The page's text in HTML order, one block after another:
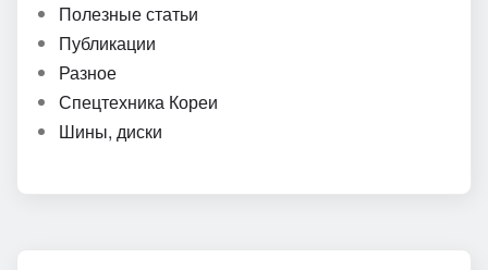
Полезные статьи
Публикации
Разное
Спецтехника Кореи
Шины, диски